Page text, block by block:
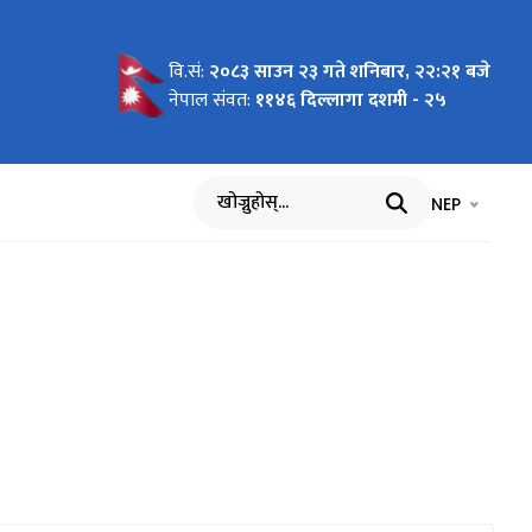
!!! वि.सं: २०८३ साउन २३ गते शनिबार, २२:२१ बजे
नेपाल संवत: ११४६ दिल्लागा दशमी - २५
खोज्नुहोस् भाषा चयन
NEP